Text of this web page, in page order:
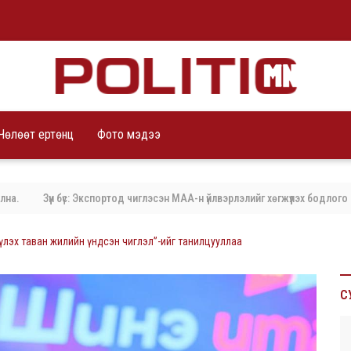
ертөнц Фото мэдээ
Экспортод чиглэсэн МАА-н үйлвэрлэлийг хөгжүүлэх бодлого баримталж
таван жилийн үндсэн чиглэл”-ийг танилцууллаа